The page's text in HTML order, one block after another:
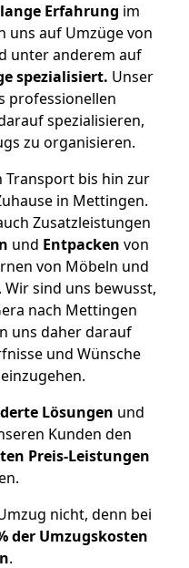
Erfahrung im
uns auf Umzüge von
unter anderem auf
spezialisiert. Unser
professionellen
spezialisieren,
zu organisieren.
Transport bis hin zur
in Mettingen.
Zusatzleistungen
und Entpacken von
von Möbeln und
sind uns bewusst,
nach Mettingen
uns daher darauf
und Wünsche
Lösungen und
Kunden den
Preis-Leistungen
nicht, denn bei
der Umzugskosten
.